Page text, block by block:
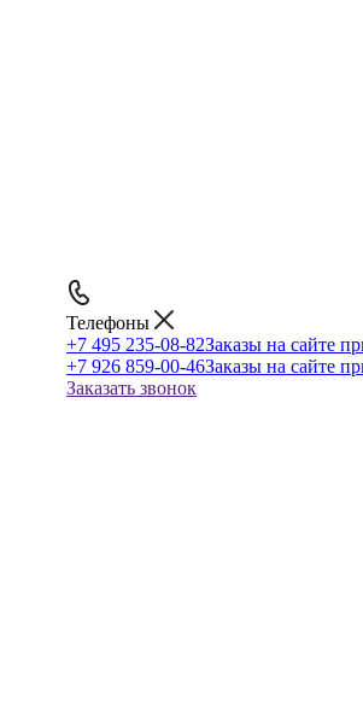
Телефоны
+7 495 235-08-82Заказы на сайте
+7 926 859-00-46Заказы на сайте
Заказать звонок